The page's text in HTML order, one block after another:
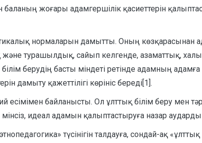
жоғары адамгершілік қасиеттерін
нормаларын дамытты. Оның көзқарасынан
турашылдық, сайып келгенде, азаматтық,
берудің басты міндеті ретінде адамның
дамыту қажеттілігі көрініс береді[1].
есімімен байланысты. Ол ұлттық білім беру мен
идеал адамын қалыптастыруға назар аударды
түсінігін талдауға, сондай-ақ «ұлттық